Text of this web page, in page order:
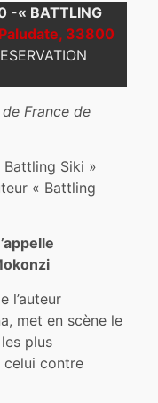
-« BATTLING
33800
France de
Battling Siki »
« Battling
l’auteur
met en scène le
plus
contre